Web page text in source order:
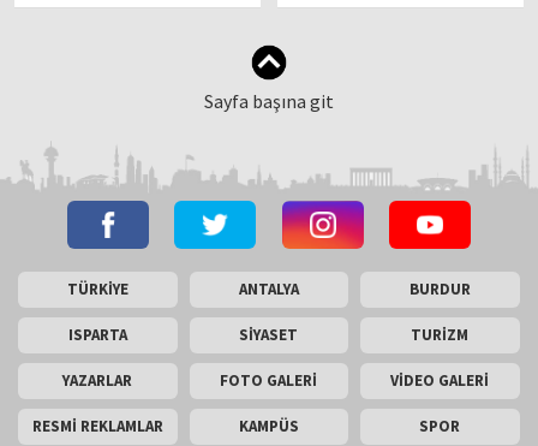
Sayfa başına git
TÜRKİYE ANTALYA BURDUR
ISPARTA SİYASET TURİZM
YAZARLAR FOTO GALERİ VİDEO GALERİ
RESMİ REKLAMLAR KAMPÜS SPOR